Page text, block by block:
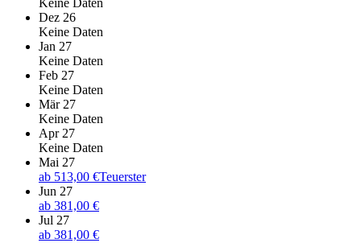
Keine Daten
Dez 26
Keine Daten
Jan 27
Keine Daten
Feb 27
Keine Daten
Mär 27
Keine Daten
Apr 27
Keine Daten
Mai 27
ab 513,00 €Teuerster
Jun 27
ab 381,00 €
Jul 27
ab 381,00 €